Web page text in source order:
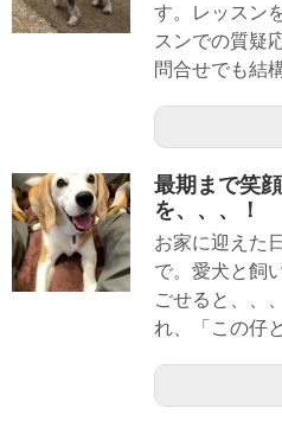
す。レッスン
スンでの質疑
問合せでも結
最期まで笑
を、、、！
お家に迎えた
で。愛犬と飼
ごせると、、
れ、「この仔